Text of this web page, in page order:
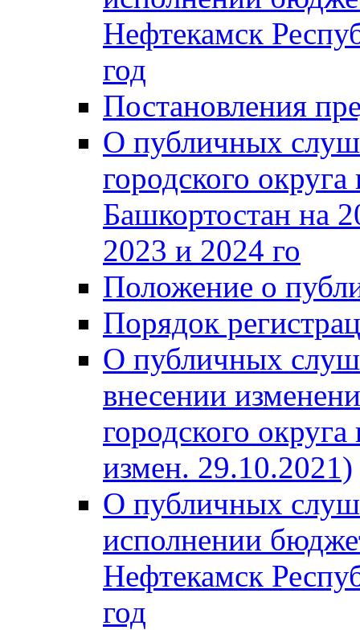
Нефтекамск
год
Постановления
О публичных
городского
Башкортостан на
2023 и 2024 го
Положение о
Порядок
О публичных
внесении
городского
измен. 29.10.2021)
О публичных
исполнении
Нефтекамск
год